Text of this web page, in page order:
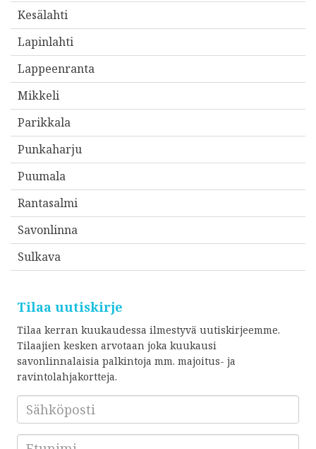
e
s
Kesälahti
Lapinlahti
Lappeenranta
Mikkeli
Parikkala
Punkaharju
Puumala
Rantasalmi
Savonlinna
Sulkava
Tilaa uutiskirje
Tilaa kerran kuukaudessa ilmestyvä uutiskirjeemme.
Tilaajien kesken arvotaan joka kuukausi
savonlinnalaisia palkintoja mm. majoitus- ja
ravintolahjakortteja.
Sähköposti
Etunimi